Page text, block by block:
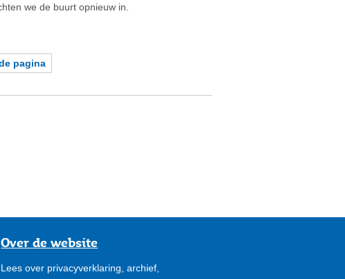
we de buurt opnieuw in.
pagina
Over de website
Lees over privacyverklaring, archief,